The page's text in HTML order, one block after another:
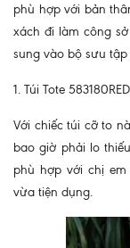
phù hợp với bản
xách đi làm công
sung vào bộ sưu
1. Túi Tote 583180RED
Với chiếc túi cỡ to
bao giờ phải lo
phù hợp với chị
vừa tiện dụng.